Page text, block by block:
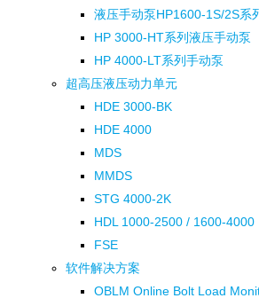
液压手动泵HP1600-1S/2S系
HP 3000-HT系列液压手动泵
HP 4000-LT系列手动泵
超高压液压动力单元
HDE 3000-BK
HDE 4000
MDS
MMDS
STG 4000-2K
HDL 1000-2500 / 1600-4000
FSE
软件解决方案
OBLM Online Bolt Load